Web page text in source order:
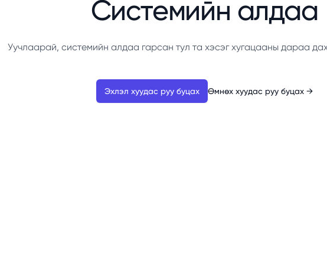
Системийн алдаа
Уучлаарай, системийн алдаа гарсан тул та хэсэг хугацааны дараа
Эхлэл хуудас руу буцах Өмнөх хуудас руу буцах →